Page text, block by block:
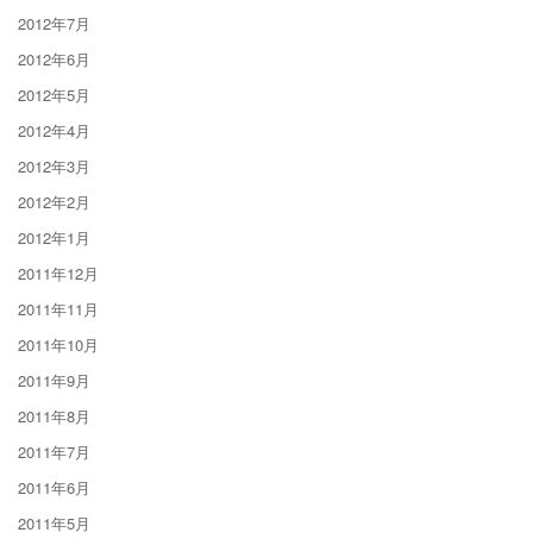
2012年7月
2012年6月
2012年5月
2012年4月
2012年3月
2012年2月
2012年1月
2011年12月
2011年11月
2011年10月
2011年9月
2011年8月
2011年7月
2011年6月
2011年5月